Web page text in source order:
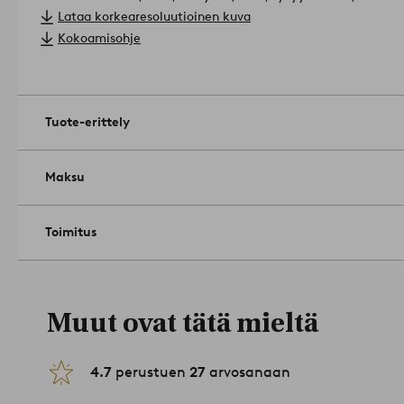
cm.
Enimmäiskuormitus: 120 kg.
eri värisiä jakkaroita.Tuotenumero: 1695307-01-0
Lataa korkearesoluutioinen kuva
Kokoamisohje
Tuote-erittely
Maksu
Toimitus
Muut ovat tätä mieltä
4.7 perustuen 27 arvosanaan